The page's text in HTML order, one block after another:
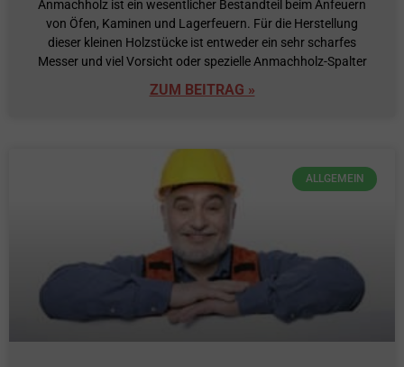
Anmachholz ist ein wesentlicher Bestandteil beim Anfeuern
von Öfen, Kaminen und Lagerfeuern. Für die Herstellung
dieser kleinen Holzstücke ist entweder ein sehr scharfes
Messer und viel Vorsicht oder spezielle Anmachholz-Spalter
ZUM BEITRAG »
ALLGEMEIN